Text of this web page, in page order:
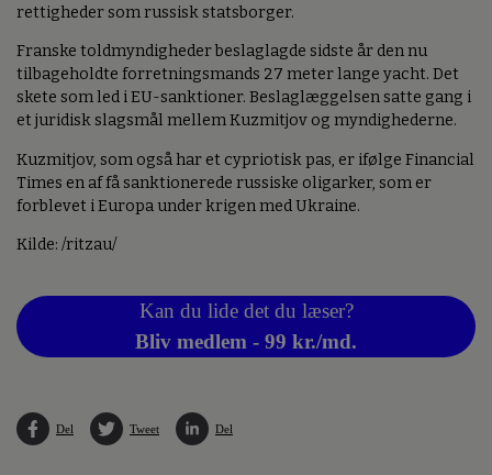
rettigheder som russisk statsborger.
Franske toldmyndigheder beslaglagde sidste år den nu
tilbageholdte forretningsmands 27 meter lange yacht. Det
skete som led i EU-sanktioner. Beslaglæggelsen satte gang i
et juridisk slagsmål mellem Kuzmitjov og myndighederne.
Kuzmitjov, som også har et cypriotisk pas, er ifølge Financial
Times en af få sanktionerede russiske oligarker, som er
forblevet i Europa under krigen med Ukraine.
Kilde: /ritzau/
Kan du lide det du læser?
Bliv medlem - 99 kr./md.
Del Tweet Del